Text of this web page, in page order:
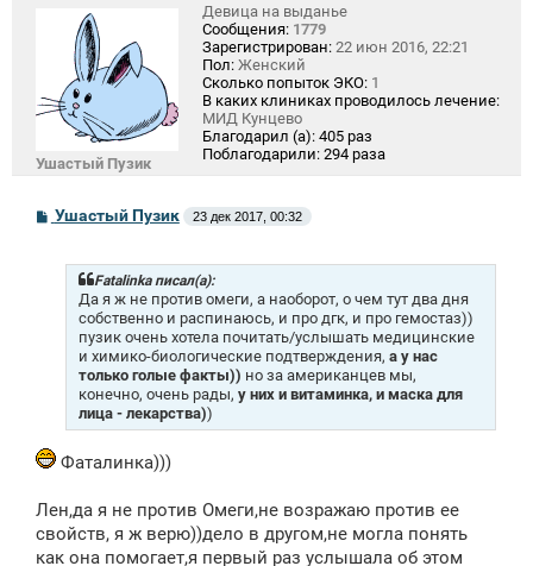
Ушастый Пузик
Девица на выданье
Сообщения: 1779
Зарегистрирован: 22 июн 2016, 22:21
Пол: Женский
Сколько попыток ЭКО: 1
В каких клиниках проводилось лечение:
МИД Кунцево
Благодарил (а): 405 раз
Поблагодарили: 294 раза
С
о
Ушастый Пузик 23 дек 2017, 00:32
Fatalinka писал(а):
Да я ж не против омеги, а наоборот, о чем тут два дня
собственно и распинаюсь, и про дгк, и про гемостаз))
пузик очень хотела почитать/услышать медицинские
и химико-биологические подтверждения, а у нас
только голые факты)) но за американцев мы,
конечно, очень рады, у них и витаминка, и маска для
лица - лекарства))
Фаталинка)))
Лен,да я не против Омеги,не возражаю против ее
свойств, я ж верю))дело в другом,не могла понять
как она помогает,я первый раз услышала об этом